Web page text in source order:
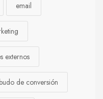
email
externos
de conversión